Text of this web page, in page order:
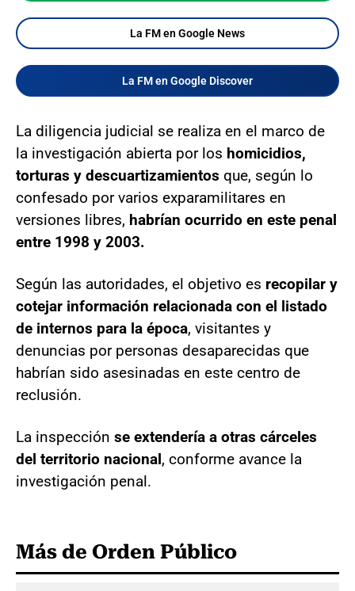
La FM en Google News
La FM en Google Discover
La diligencia judicial se realiza en el marco de
la investigación abierta por los homicidios,
torturas y descuartizamientos que, según lo
confesado por varios exparamilitares en
versiones libres, habrían ocurrido en este penal
entre 1998 y 2003.
Según las autoridades, el objetivo es recopilar y
cotejar información relacionada con el listado
de internos para la época, visitantes y
denuncias por personas desaparecidas que
habrían sido asesinadas en este centro de
reclusión.
La inspección se extendería a otras cárceles
del territorio nacional, conforme avance la
investigación penal.
Más de Orden Público